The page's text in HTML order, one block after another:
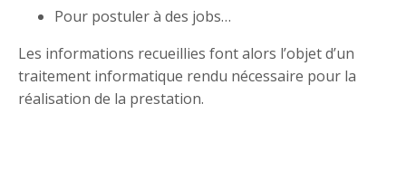
Pour postuler à des jobs…
Les informations recueillies font alors l’objet d’un
traitement informatique rendu nécessaire pour la
réalisation de la prestation.